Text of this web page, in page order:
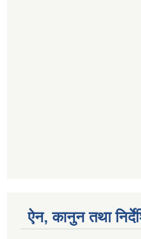
ऐन, कानुन तथा